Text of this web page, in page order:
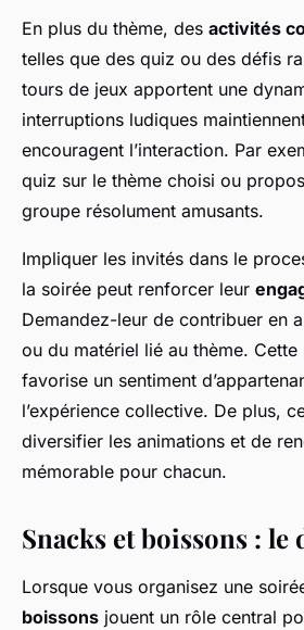
En plus du thème, des activités
telles que des quiz ou des défis
tours de jeux apportent une
interruptions ludiques
encouragent l’interaction. Par
quiz sur le thème choisi ou
groupe résolument amusants.
Impliquer les invités dans le
la soirée peut renforcer leur
Demandez-leur de contribuer en
ou du matériel lié au thème.
favorise un sentiment
l’expérience collective. De plus,
diversifier les animations et de
mémorable pour chacun.
Snacks et boissons : le
Lorsque vous organisez une
boissons jouent un rôle central